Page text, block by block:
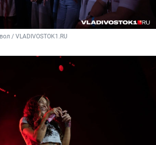
/ VLADIVOSTOK1.RU